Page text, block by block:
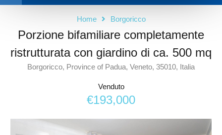
Home Borgoricco
Porzione bifamiliare completamente
ristrutturata con giardino di ca. 500 mq
Borgoricco, Province of Padua, Veneto, 35010, Italia
Venduto
€193,000